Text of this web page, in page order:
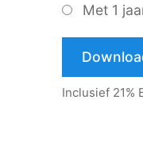
Met 1
Inclusief 21%